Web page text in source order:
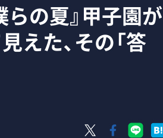
の夏』甲子園が
えた、その「答